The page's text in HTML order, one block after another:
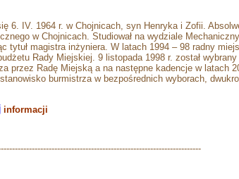
6. IV. 1964 r. w Chojnicach, syn Henryka i Zofii.
w Chojnicach. Studiował na wydziale
tytuł magistra inżyniera. W latach 1994 – 98 radny
Rady Miejskiej. 9 listopada 1998 r. został
przez Radę Miejską a na następne kadencje w latach
burmistrza w bezpośrednich wyborach,
informacji